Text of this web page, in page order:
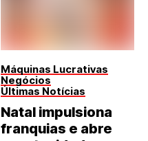
Máquinas Lucrativas
Negócios
Últimas Notícias
Natal impulsiona
franquias e abre